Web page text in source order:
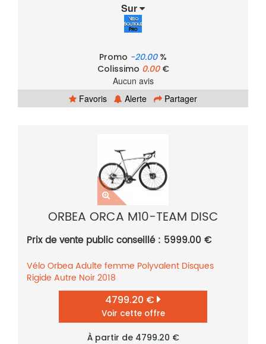
Sur
Promo -20.00%
Colissimo 0.00€
Aucun avis
Favoris
Alerte Partager
ORBEA ORCA M10-TEAM DISC
Prix de vente public conseillé : 5999.00 €
VéloOrbeaAdulte femme Polyvalent Disques
Rigide Autre Noir2018
4799.20 €
Voir cette offre
À partir de 4799.20 €